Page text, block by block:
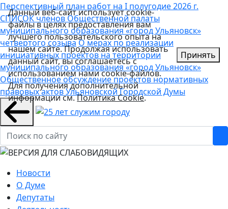
Перспективный план работ на I полугодие 2026 г.
СПИСОК членов Общественной палаты
муниципального образования «город Ульяновск»
четвертого созываО мерах по реализации
инициативных проектов на территории
муниципального образования «город Ульяновск»
Общественное обсуждение проектов нормативных
правовых актов Ульяновской Городской Думы
Новости
О Думе
Депутаты
Данный веб-сайт использует cookie-
файлы в целях предоставления вам
лучшего пользовательского опыта на
нашем сайте. Продолжая использовать
данный сайт, вы соглашаетесь с
использованием нами cookie-файлов.
Для получения дополнительной
информации см.Политика Cookie.
Принять